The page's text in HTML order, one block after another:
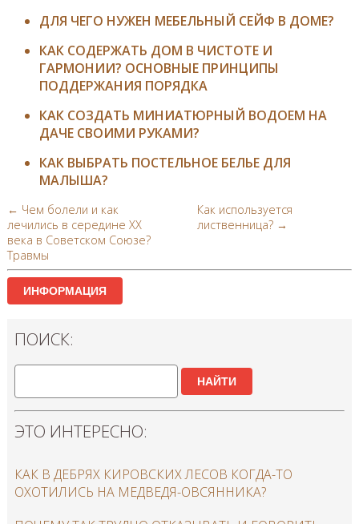
ДЛЯ ЧЕГО НУЖЕН МЕБЕЛЬНЫЙ СЕЙФ В ДОМЕ?
КАК СОДЕРЖАТЬ ДОМ В ЧИСТОТЕ И
ГАРМОНИИ? ОСНОВНЫЕ ПРИНЦИПЫ
ПОДДЕРЖАНИЯ ПОРЯДКА
КАК СОЗДАТЬ МИНИАТЮРНЫЙ ВОДОЕМ НА
ДАЧЕ СВОИМИ РУКАМИ?
КАК ВЫБРАТЬ ПОСТЕЛЬНОЕ БЕЛЬЕ ДЛЯ
МАЛЫША?
← Чем болели и как
лечились в середине ХХ
века в Советском Союзе?
Травмы
Как используется
лиственница? →
ИНФОРМАЦИЯ
ПОИСК:
НАЙТИ
ЭТО ИНТЕРЕСНО:
КАК В ДЕБРЯХ КИРОВСКИХ ЛЕСОВ КОГДА-ТО
ОХОТИЛИСЬ НА МЕДВЕДЯ-ОВСЯННИКА?